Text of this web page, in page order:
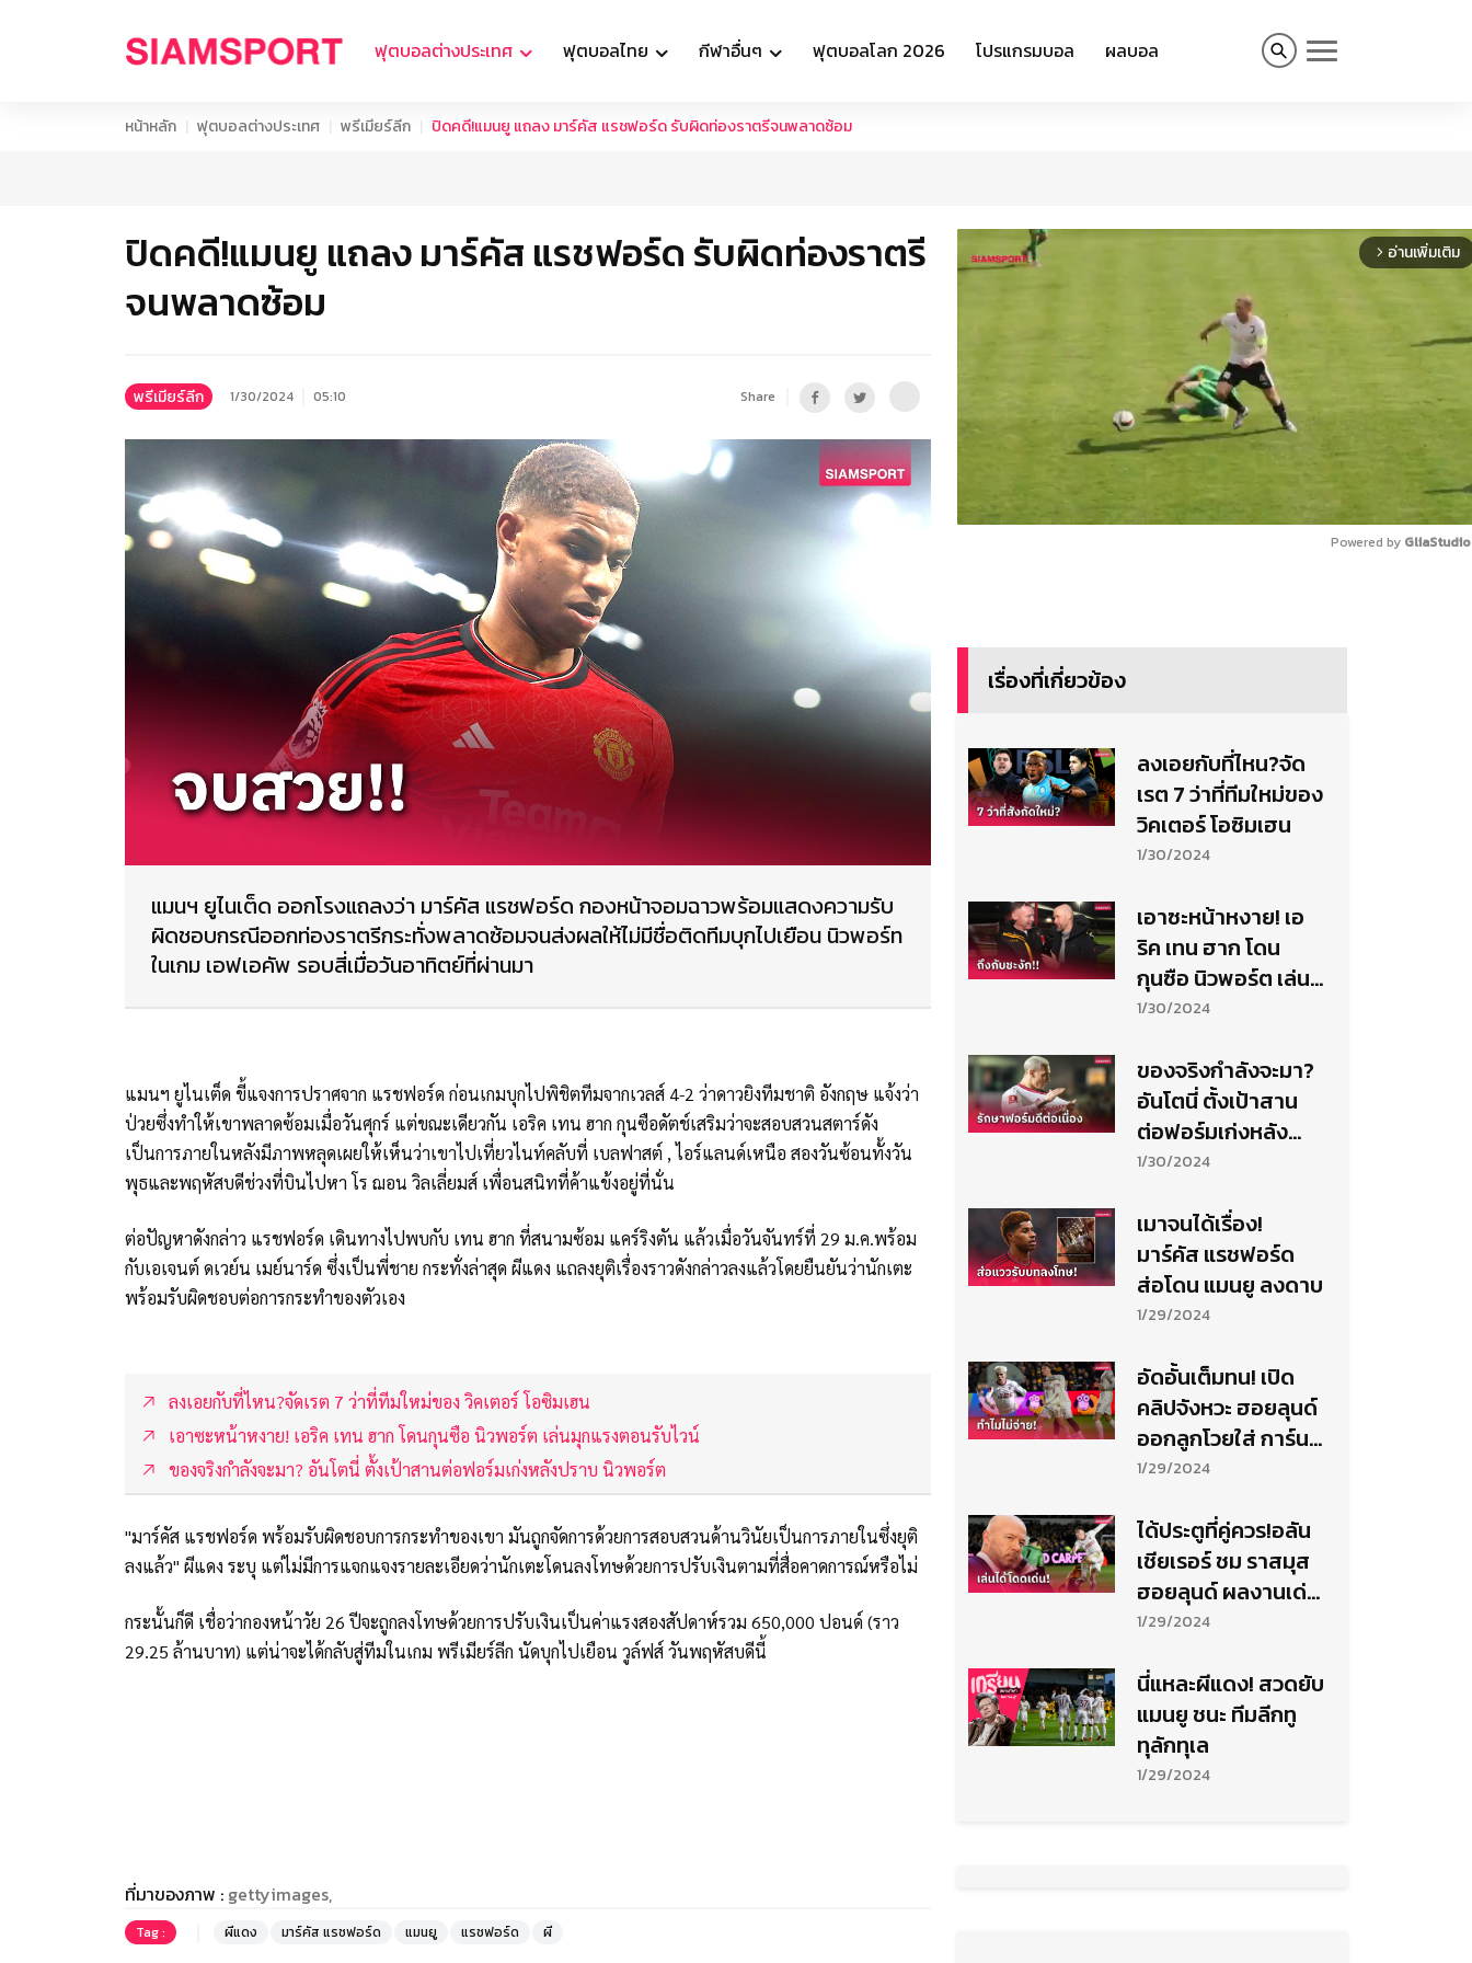
ฟุตบอลต่างประเทศ ฟุตบอลไทย กีฬาอื่นๆ ฟุตบอลโลก 2026 โปรแกรมบอล ผลบอล
หน้าหลัก ฟุตบอลต่างประเทศ พรีเมียร์ลีก ปิดคดี!แมนยู แถลง มาร์คัส แรชฟอร์ด รับผิดท่องราตรีจนพลาดซ้อม
ปิดคดี!แมนยู แถลง มาร์คัส แรชฟอร์ด รับผิดท่องราตรี
จนพลาดซ้อม
พรีเมียร์ลีก 1/30/2024 05:10 Share
แมนฯ ยูไนเต็ด ออกโรงแถลงว่า มาร์คัส แรชฟอร์ด กองหน้าจอมฉาวพร้อมแสดงความรับ
ผิดชอบกรณีออกท่องราตรีกระทั่งพลาดซ้อมจนส่งผลให้ไม่มีชื่อติดทีมบุกไปเยือน นิวพอร์ท
ในเกม เอฟเอคัพ รอบสี่เมื่อวันอาทิตย์ที่ผ่านมา
แมนฯ ยูไนเต็ด ขี้แจงการปราศจาก แรชฟอร์ด ก่อนเกมบุกไปพิชิตทีมจากเวลส์ 4-2 ว่าดาวยิงทีมชาติ อังกฤษ แจ้งว่า
ป่วยซึ่งทำให้เขาพลาดซ้อมเมื่อวันศุกร์ แต่ขณะเดียวกัน เอริค เทน ฮาก กุนซือดัตช์เสริมว่าจะสอบสวนสตาร์ดัง
เป็นการภายในหลังมีภาพหลุดเผยให้เห็นว่าเขาไปเที่ยวไนท์คลับที่ เบลฟาสต์ , ไอร์แลนด์เหนือ สองวันซ้อนทั้งวัน
พุธและพฤหัสบดีช่วงที่บินไปหา โร ฌอน วิลเลี่ยมส์ เพื่อนสนิทที่ค้าแข้งอยู่ที่นั่น
ต่อปัญหาดังกล่าว แรชฟอร์ด เดินทางไปพบกับ เทน ฮาก ที่สนามซ้อม แคร์ริงตัน แล้วเมื่อวันจันทร์ที่ 29 ม.ค.พร้อม
กับเอเจนต์ ดเวย์น เมย์นาร์ด ซึ่งเป็นพี่ชาย กระทั่งล่าสุด ผีแดง แถลงยุติเรื่องราวดังกล่าวลงแล้วโดยยืนยันว่านักเตะ
พร้อมรับผิดชอบต่อการกระทำของตัวเอง
ลงเอยกับที่ไหน?จัดเรต 7 ว่าที่ทีมใหม่ของ วิคเตอร์ โอซิมเฮน
เอาซะหน้าหงาย! เอริค เทน ฮาก โดนกุนซือ นิวพอร์ต เล่นมุกแรงตอนรับไวน์
ของจริงกำลังจะมา? อันโตนี่ ตั้งเป้าสานต่อฟอร์มเก่งหลังปราบ นิวพอร์ต
"มาร์คัส แรชฟอร์ด พร้อมรับผิดชอบการกระทำของเขา มันถูกจัดการด้วยการสอบสวนด้านวินัยเป็นการภายในซึ่งยุติ
ลงแล้ว" ผีแดง ระบุ แต่ไม่มีการแจกแจงรายละเอียดว่านักเตะโดนลงโทษด้วยการปรับเงินตามที่สื่อคาดการณ์หรือไม่
กระนั้นก็ดี เชื่อว่ากองหน้าวัย 26 ปีจะถูกลงโทษด้วยการปรับเงินเป็นค่าแรงสองสัปดาห์รวม 650,000 ปอนด์ (ราว
29.25 ล้านบาท) แต่น่าจะได้กลับสู่ทีมในเกม พรีเมียร์ลีก นัดบุกไปเยือน วูล์ฟส์ วันพฤหัสบดีนี้
ที่มาของภาพ : gettyimages,
Tag : ผีแดง มาร์คัส แรชฟอร์ด แมนยู แรชฟอร์ด ผี
arrow_forward_ios อ่านเพิ่มเติม
Powered by
เรื่องที่เกี่ยวข้อง
ลงเอยกับที่ไหน?จัด
เรต 7 ว่าที่ทีมใหม่ของ
วิคเตอร์ โอซิมเฮน
1/30/2024
เอาซะหน้าหงาย! เอ
ริค เทน ฮาก โดน
กุนซือ นิวพอร์ต เล่น
มุกแรงตอนรับไวน์
1/30/2024
ของจริงกำลังจะมา?
อันโตนี่ ตั้งเป้าสาน
ต่อฟอร์มเก่งหลัง
ปราบ นิวพอร์ต
1/30/2024
เมาจนได้เรื่อง!
มาร์คัส แรชฟอร์ด
ส่อโดน แมนยู ลงดาบ
1/29/2024
อัดอั้นเต็มทน! เปิด
คลิปจังหวะ ฮอยลุนด์
ออกลูกโวยใส่ การ์นา
โช่
1/29/2024
ได้ประตูที่คู่ควร!อลัน
เชียเรอร์ ชม ราสมุส
ฮอยลุนด์ ผลงานเด่น
แม้แทบไร้คนช่วย
1/29/2024
นี่แหละผีแดง! สวดยับ
แมนยู ชนะ ทีมลีกทู
ทุลักทุเล
1/29/2024